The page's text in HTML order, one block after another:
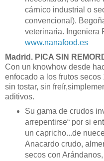
cárnico industrial o
convencional).
veterinaria. Ingeniera
www.nanafood.es
Madrid. PICA SIN
Con un knowhow desde
enfocado a los frutos secos
sin tostar, sin
aditivos.
Su gama de crudos
arrepentirse“ por si
un capricho...de
Anacardo crudo,
secos con